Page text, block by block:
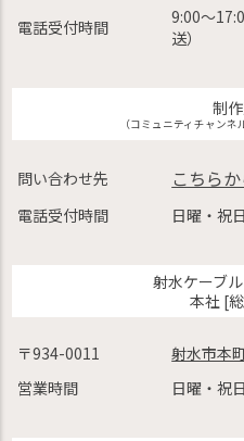
電話受付時間
9:00〜
送）
制
（コミュニティチャンネ
問い合わせ先 こちら
電話受付時間 日曜・祝
射水ケーブ
本社 [
〒934-0011
射水市本
営業時間
日曜・祝